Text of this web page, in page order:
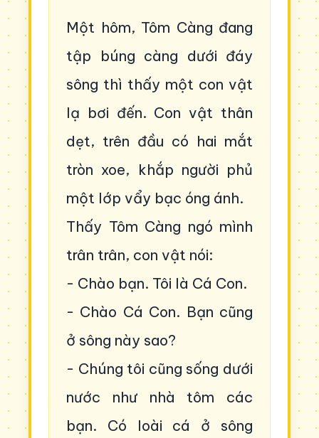
Một hôm, Tôm Càng đang
tập búng càng dưới đáy
sông thì thấy một con vật
lạ bơi đến. Con vật thân
dẹt, trên đầu có hai mắt
tròn xoe, khắp người phủ
một lớp vẩy bạc óng ánh.
Thấy Tôm Càng ngó mình
trân trân, con vật nói:
- Chào bạn. Tôi là Cá Con.
- Chào Cá Con. Bạn cũng
ở sông này sao?
- Chúng tôi cũng sống dưới
nước như nhà tôm các
bạn. Có loài cá ở sông